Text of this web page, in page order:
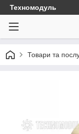
Техномодуль
Товари та